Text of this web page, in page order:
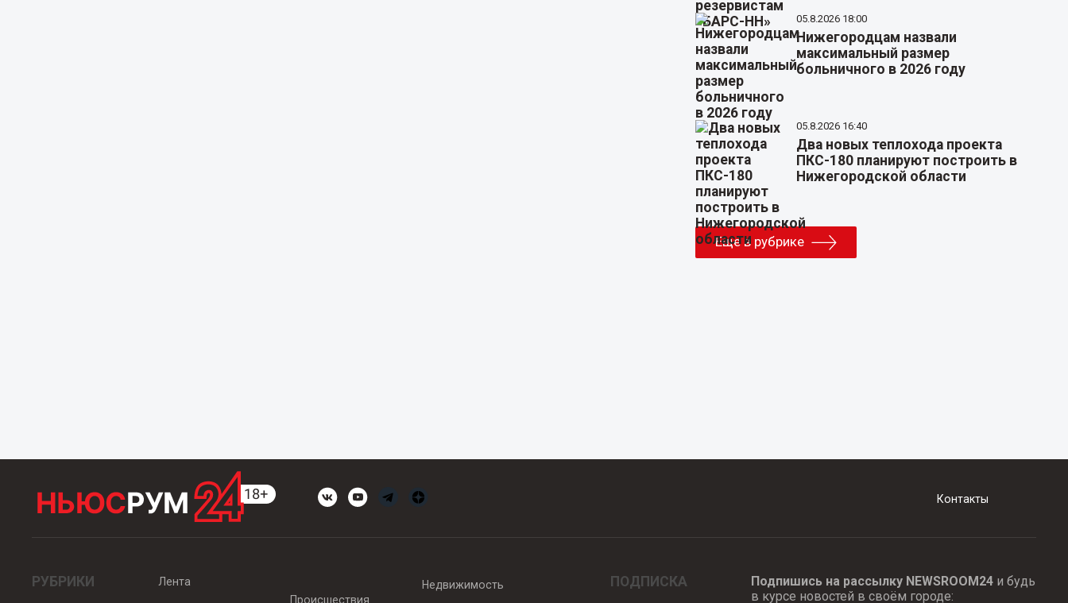
05.8.2026 18:00
Нижегородцам назвали
максимальный размер
больничного в 2026 году
05.8.2026 16:40
Два новых теплохода проекта
ПКС-180 планируют построить в
Нижегородской области
Еще в рубрике
Контакты
РУБРИКИ
Лента
Происшествия
Недвижимость ПОДПИСКА Подпишись на рассылку NEWSROOM24и будь
в курсе новостей в своём городе: